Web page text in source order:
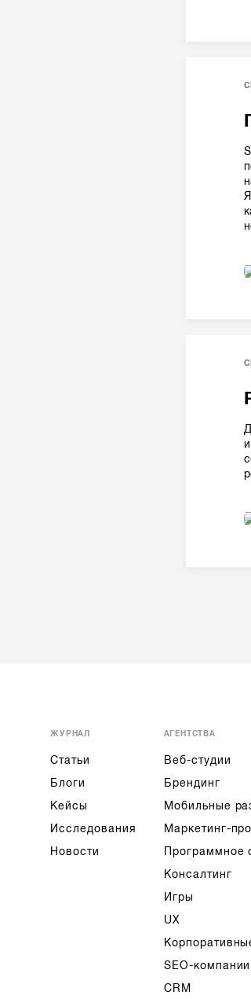
ЖУРНАЛ
Статьи
Блоги
Кейсы
Исследования
Новости
АГЕНТСТВА
Веб-студии
Брендинг
Мобильные
Маркетинг-
Программное
Консалтинг
Игры
UX
SEO-компании
CRM